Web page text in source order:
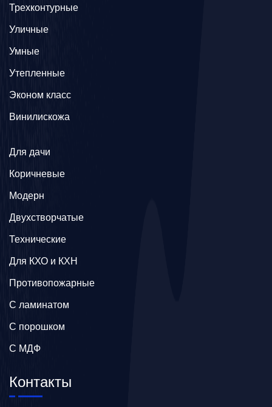
Трехконтурные
Уличные
Умные
Утепленные
Эконом класс
Винилискожа
Для дачи
Коричневые
Модерн
Двухстворчатые
Технические
Для КХО и КХН
Противопожарные
С ламинатом
С порошком
С МДФ
Контакты